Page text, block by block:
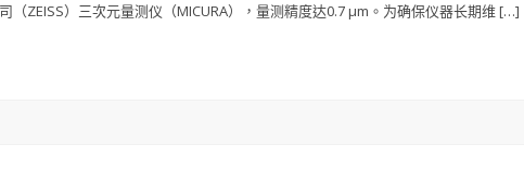
（ZEISS）三次元量测仪（MICURA），量测精度达0.7 μm。为确保仪器长期维 […]